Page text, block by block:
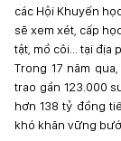
các Hội Khuyến
sẽ xem xét, cấp
tật, mồ côi... tại địa
Trong 17 năm
trao gần 123.000
hơn 138 tỷ đồng
khó khăn vững